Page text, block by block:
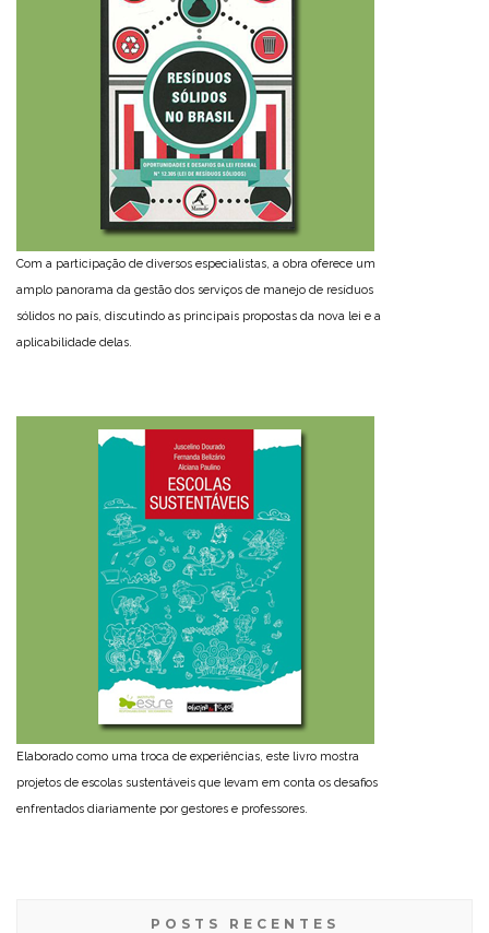
Com a participação de diversos especialistas, a obra oferece um
amplo panorama da gestão dos serviços de manejo de resíduos
sólidos no país, discutindo as principais propostas da nova lei e a
aplicabilidade delas.
Elaborado como uma troca de experiências, este livro mostra
projetos de escolas sustentáveis que levam em conta os desafios
enfrentados diariamente por gestores e professores.
POSTS RECENTES